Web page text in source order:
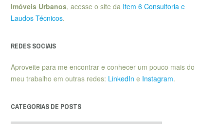
Imóveis Urbanos, acesse o site da Item 6 Consultoria e
Laudos Técnicos.
REDES SOCIAIS
Aproveite para me encontrar e conhecer um pouco mais do
meu trabalho em outras redes: LinkedIn e Instagram.
CATEGORIAS DE POSTS